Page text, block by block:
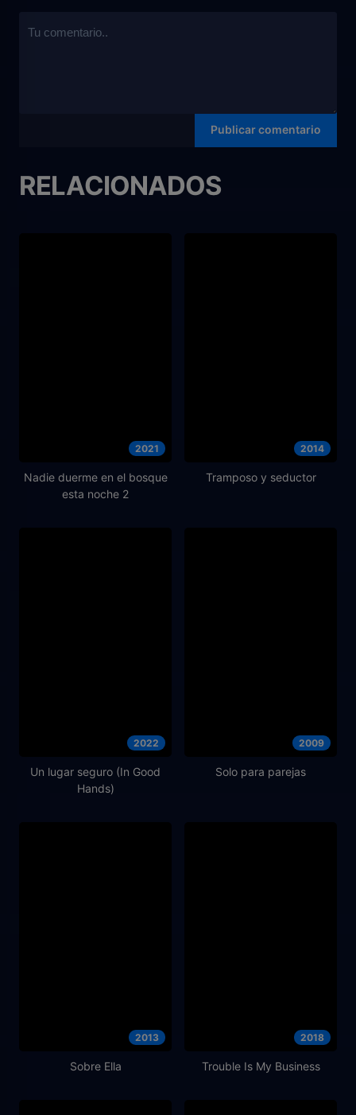
RELACIONADOS
2021
Nadie duerme en el bosque
esta noche 2
2014
Tramposo y seductor
2022
Un lugar seguro (In Good
Hands)
2009
Solo para parejas
2013
Sobre Ella
2018
Trouble Is My Business